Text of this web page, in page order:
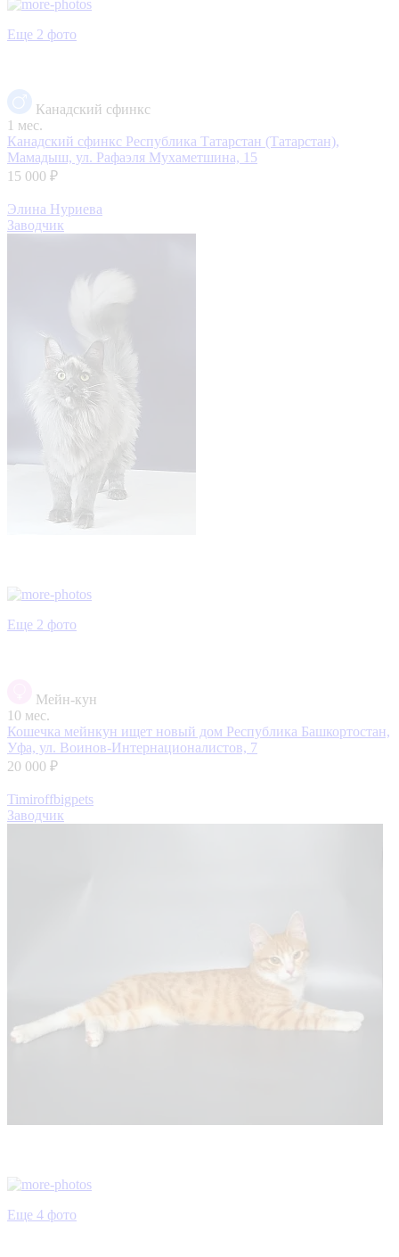
Еще 2 фото
Канадский сфинкс
1 мес.
Канадский сфинкс Республика Татарстан (Татарстан),
Мамадыш, ул. Рафаэля Мухаметшина, 15
15 000 ₽
Элина Нуриева
Заводчик
Еще 2 фото
Мейн-кун
10 мес.
Кошечка мейнкун ищет новый дом Республика Башкортостан,
Уфа, ул. Воинов-Интернационалистов, 7
20 000 ₽
Timiroffbigpets
Заводчик
Еще 4 фото